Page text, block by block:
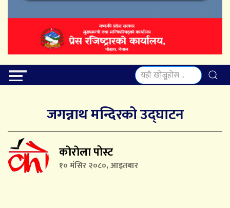
जगन्नाथ मन्दिरको उद्घाटन
काेराेला पोस्ट
१० मंसिर २०८०, आइतबार